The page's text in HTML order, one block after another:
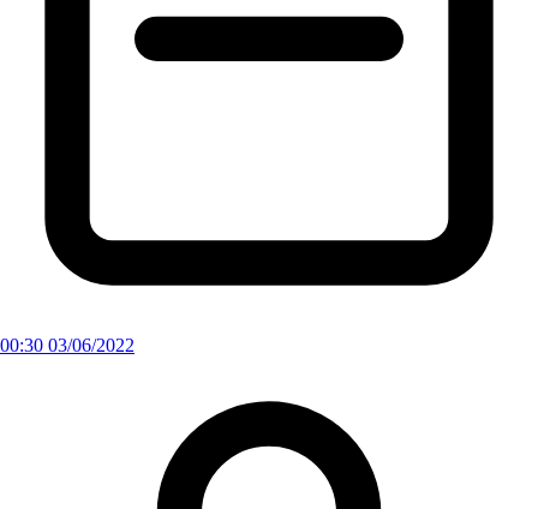
00:30 03/06/2022